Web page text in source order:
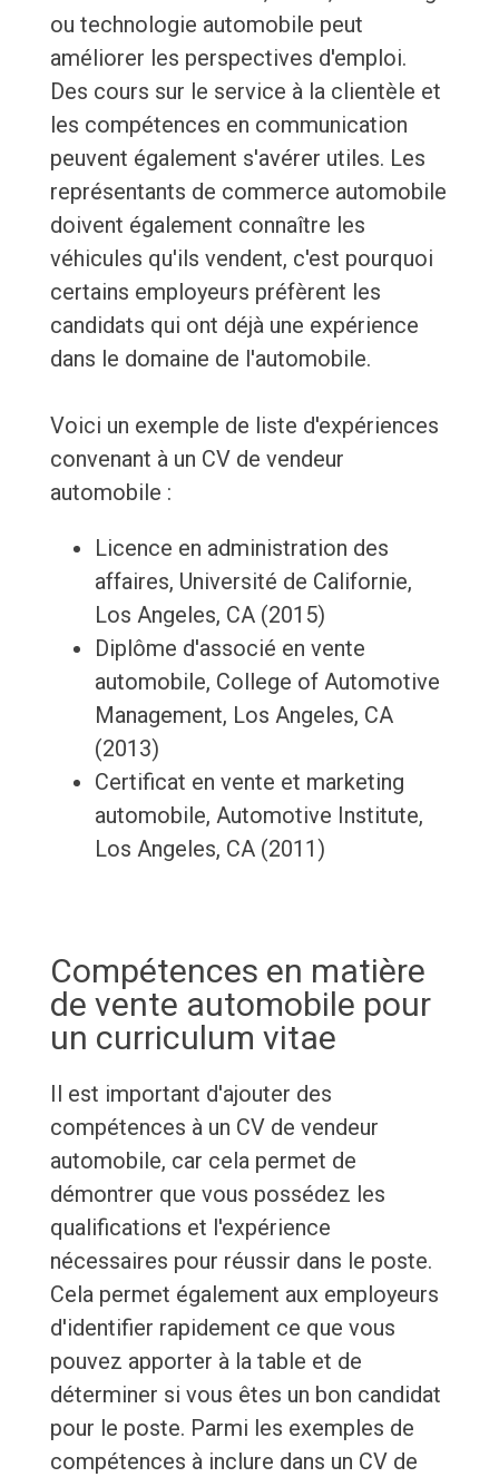
ou technologie automobile peut
améliorer les perspectives d'emploi.
Des cours sur le service à la clientèle et
les compétences en communication
peuvent également s'avérer utiles. Les
représentants de commerce automobile
doivent également connaître les
véhicules qu'ils vendent, c'est pourquoi
certains employeurs préfèrent les
candidats qui ont déjà une expérience
dans le domaine de l'automobile.
Voici un exemple de liste d'expériences
convenant à un CV de vendeur
automobile :
Licence en administration des
affaires, Université de Californie,
Los Angeles, CA (2015)
Diplôme d'associé en vente
automobile, College of Automotive
Management, Los Angeles, CA
(2013)
Certificat en vente et marketing
automobile, Automotive Institute,
Los Angeles, CA (2011)
Compétences en matière
de vente automobile pour
un curriculum vitae
Il est important d'ajouter des
compétences à un CV de vendeur
automobile, car cela permet de
démontrer que vous possédez les
qualifications et l'expérience
nécessaires pour réussir dans le poste.
Cela permet également aux employeurs
d'identifier rapidement ce que vous
pouvez apporter à la table et de
déterminer si vous êtes un bon candidat
pour le poste. Parmi les exemples de
compétences à inclure dans un CV de